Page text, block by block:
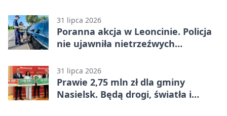
Mazowiecki 1:2
31 lipca 2026
Poranna akcja w Leoncinie. Policja
nie ujawniła nietrzeźwych
31 lipca 2026
Prawie 2,75 mln zł dla gminy
Nasielsk. Będą drogi, światła i